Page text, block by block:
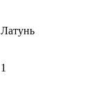
Латунь
1